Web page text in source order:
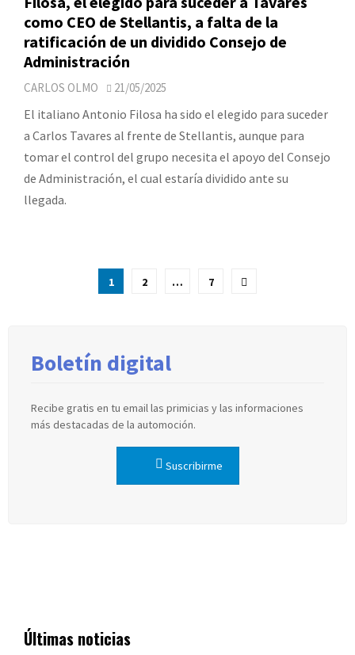
como CEO de Stellantis, a falta de la
ratificación de un dividido Consejo de
Administración
CARLOS OLMO 21/05/2025
El italiano Antonio Filosa ha sido el elegido para suceder
a Carlos Tavares al frente de Stellantis, aunque para
tomar el control del grupo necesita el apoyo del Consejo
de Administración, el cual estaría dividido ante su
llegada.
Paginación
1 2 … 7
Boletín digital
Recibe gratis en tu email las primicias y las informaciones
más destacadas de la automoción.
Suscribirme
Últimas noticias